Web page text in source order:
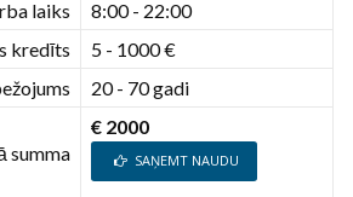
laiks
8:00 - 22:00
kredīts
5 - 1000 €
20 - 70 gadi
summa
€ 2000
SAŅEMT NAUDU